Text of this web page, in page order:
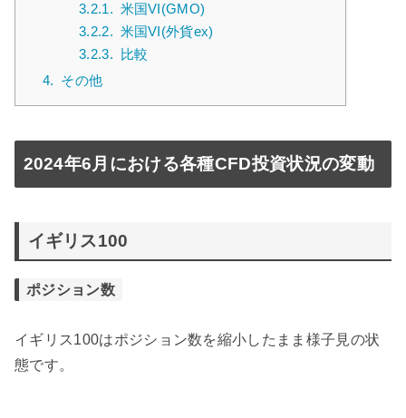
3.2.1. 米国VI(GMO)
3.2.2. 米国VI(外貨ex)
3.2.3.
比較
4. その他
2024年6月における各種CFD投資状況の変動
イギリス100
ポジション数
イギリス100はポジション数を縮小したまま様子見の状
態です。